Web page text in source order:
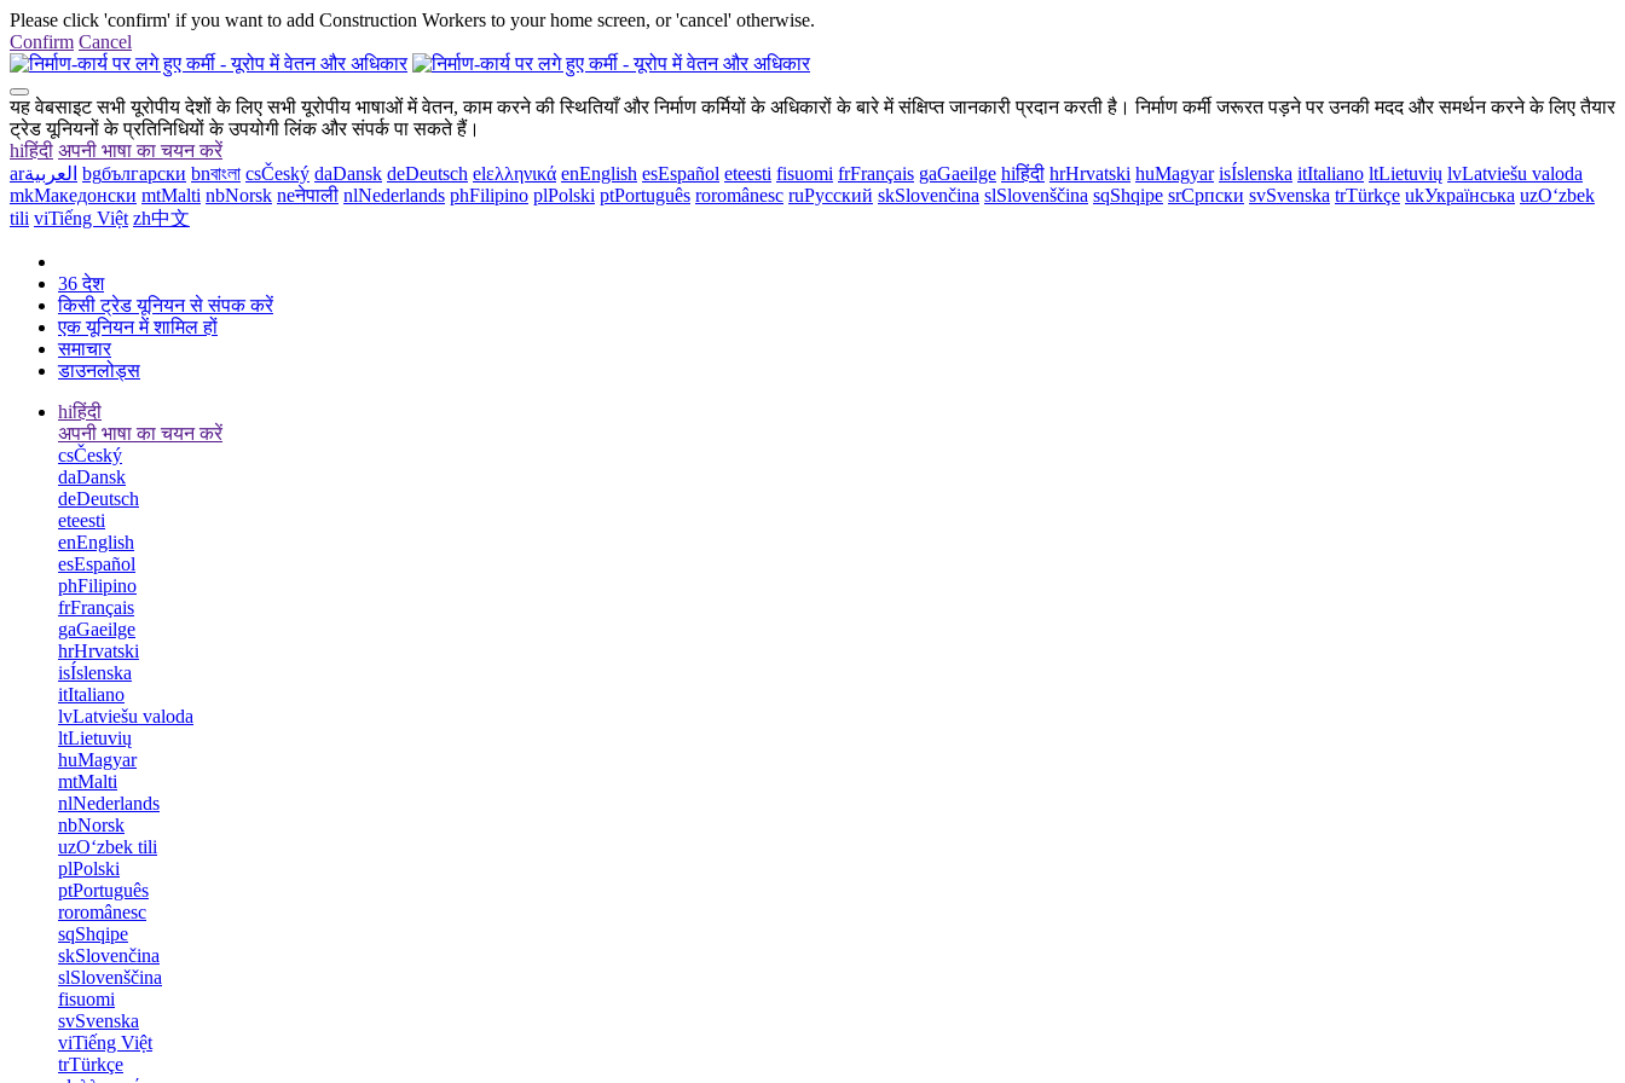
Please click 'confirm' if you want to add Construction Workers to your home screen, or 'cancel' otherwise.
Confirm Cancel
यह वेबसाइट सभी यूरोपीय देशों के लिए सभी यूरोपीय भाषाओं में वेतन, काम करने की स्थितियाँ और निर्माण कर्मियों के अधिकारों के बारे में संक्षिप्त जानकारी प्रदान करती है। निर्माण कर्मी जरूरत पड़ने पर उनकी मदद और समर्थन करने के लिए तैयार
ट्रेड यूनियनों के प्रतिनिधियों के उपयोगी लिंक और संपर्क पा सकते हैं।
hiहिंदी अपनी भाषा का चयन करें
arالعربية bgбългарски bnবাংলা csČeský daDansk deDeutsch elελληνικά enEnglish esEspañol eteesti fisuomi frFrançais gaGaeilge hiहिंदी hrHrvatski huMagyar isÍslenska itItaliano ltLietuvių lvLatviešu valoda
mkМакедонски mtMalti nbNorsk neनेपाली nlNederlands phFilipino plPolski ptPortuguês roromânesc ruРусский skSlovenčina slSlovenščina sqShqipe srСрпски svSvenska trTürkçe ukУкраїнська uzOʻzbek
tili viTiếng Việt zh中文
36 देश
किसी ट्रेड यूनियन से संपक करें
एक यूनियन में शामिल हों
समाचार
डाउनलोड्स
hiहिंदी
अपनी भाषा का चयन करें
csČeský
daDansk
deDeutsch
eteesti
enEnglish
esEspañol
phFilipino
frFrançais
gaGaeilge
hrHrvatski
isÍslenska
itItaliano
lvLatviešu valoda
ltLietuvių
huMagyar
mtMalti
nlNederlands
nbNorsk
uzOʻzbek tili
plPolski
ptPortuguês
roromânesc
sqShqipe
skSlovenčina
slSlovenščina
fisuomi
svSvenska
viTiếng Việt
trTürkçe